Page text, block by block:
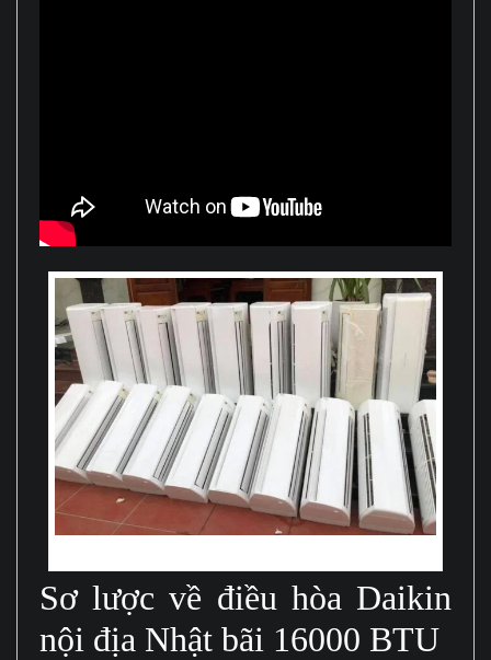
Sơ lược về điều hòa Daikin
nội địa Nhật bãi 16000 BTU